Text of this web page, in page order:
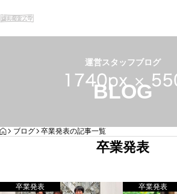
運営スタッフブログ
BLOG
HOME
ブログ 卒業発表の記事一覧
卒業発表
卒業発表 卒業発表